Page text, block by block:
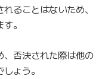
ることはないため、
。
、否決された際は他の
ょう。